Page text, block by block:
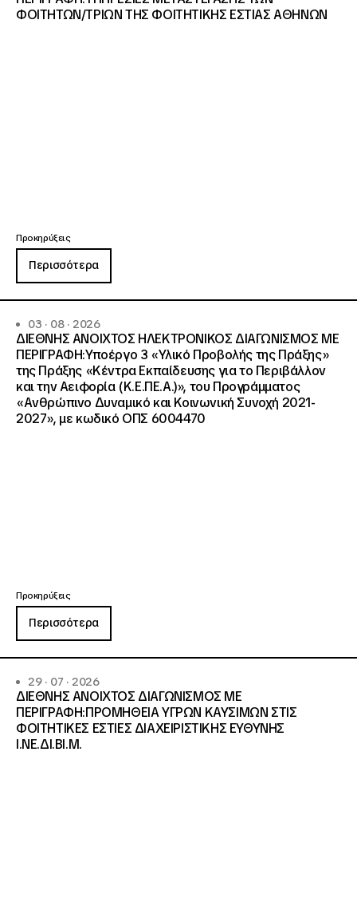
ΦΟΙΤΗΤΩΝ/ΤΡΙΩΝ ΤΗΣ ΦΟΙΤΗΤΙΚΗΣ ΕΣΤΙΑΣ ΑΘΗΝΩΝ
Προκηρύξεις
Περισσότερα
03 · 08 · 2026
ΔΙΕΘΝΗΣ ΑΝΟΙΧΤΟΣ ΗΛΕΚΤΡΟΝΙΚΟΣ ΔΙΑΓΩΝΙΣΜΟΣ ΜΕ
ΠΕΡΙΓΡΑΦΗ:Υποέργο 3 «Υλικό Προβολής της Πράξης»
της Πράξης «Κέντρα Εκπαίδευσης για το Περιβάλλον
και την Αειφορία (Κ.Ε.ΠΕ.Α.)», του Προγράμματος
«Ανθρώπινο Δυναμικό και Κοινωνική Συνοχή 2021-
2027», με κωδικό ΟΠΣ 6004470
Προκηρύξεις
Περισσότερα
29 · 07 · 2026
ΔΙΕΘΝΗΣ ΑΝΟΙΧΤΟΣ ΔΙΑΓΩΝΙΣΜΟΣ ΜΕ
ΠΕΡΙΓΡΑΦΗ:ΠΡΟΜΗΘΕΙΑ ΥΓΡΩΝ ΚΑΥΣΙΜΩΝ ΣΤΙΣ
ΦΟΙΤΗΤΙΚΕΣ ΕΣΤΙΕΣ ΔΙΑΧΕΙΡΙΣΤΙΚΗΣ ΕΥΘΥΝΗΣ
Ι.ΝΕ.ΔΙ.ΒΙ.Μ.